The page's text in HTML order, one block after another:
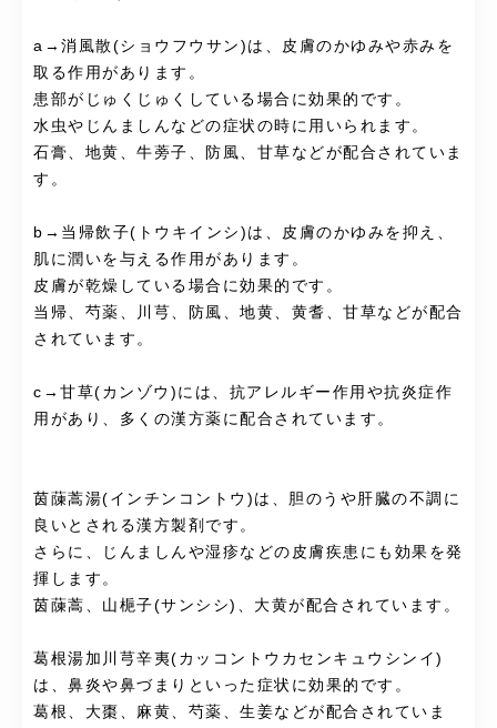
a→消風散(ショウフウサン)は、皮膚のかゆみや赤みを
取る作用があります。
患部がじゅくじゅくしている場合に効果的です。
水虫やじんましんなどの症状の時に用いられます。
石膏、地黄、牛蒡子、防風、甘草などが配合されていま
す。
b→当帰飲子(トウキインシ)は、皮膚のかゆみを抑え、
肌に潤いを与える作用があります。
皮膚が乾燥している場合に効果的です。
当帰、芍薬、川芎、防風、地黄、黄耆、甘草などが配合
されています。
c→甘草(カンゾウ)には、抗アレルギー作用や抗炎症作
用があり、多くの漢方薬に配合されています。
茵蔯蒿湯(インチンコントウ)は、胆のうや肝臓の不調に
良いとされる漢方製剤です。
さらに、じんましんや湿疹などの皮膚疾患にも効果を発
揮します。
茵蔯蒿、山梔子(サンシシ)、大黄が配合されています。
葛根湯加川芎辛夷(カッコントウカセンキュウシンイ)
は、鼻炎や鼻づまりといった症状に効果的です。
葛根、大棗、麻黄、芍薬、生姜などが配合されていま